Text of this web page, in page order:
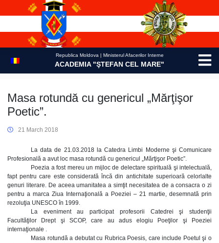
Republica Moldova | Ministerul Afacerilor Interne
ACADEMIA "ŞTEFAN CEL MARE"
Masa rotundă cu genericul „Mărţişor
Poetic”.
21 March 2018
La data de 21.03.2018 la Catedra Limbi Moderne şi Comunicare
Profesională a avut loc masa rotundă cu genericul „Mărţişor Poetic”.
Poezia a fost mereu un mijloc de delectare spirituală şi intelectuală,
fapt pentru care este considerată încă din antichitate superioară celorlalte
genuri literare. De aceea umanitatea a simţit necesitatea de a consacra o zi
pentru a marca Ziua Internaţională a Poeziei – 21 martie, desemnată prin
rezoluţia UNESCO în 1999.
La eveniment au participat profesorii Catedrei şi studenţii
Facultăţilor Drept şi SCOP, care au adus elogiu Poeţilor şi Poeziei
internaţionale .
Masa rotundă a debutat cu Rubrica Poesis, care include Poetul şi o